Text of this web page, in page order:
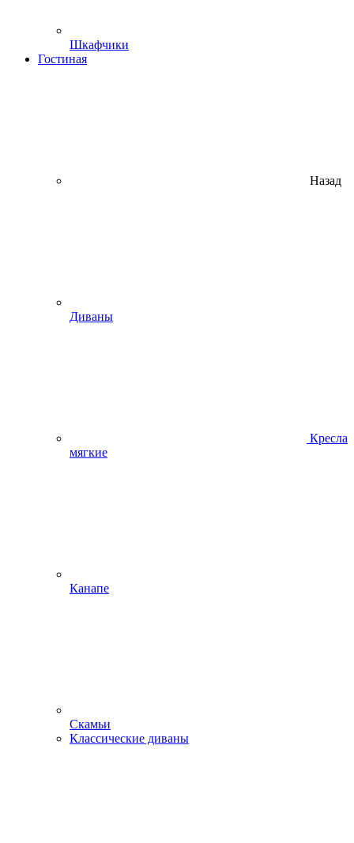
Шкафчики
Гостиная
Назад
Диваны
Кресла
мягкие
Канапе
Скамьи
Классические диваны